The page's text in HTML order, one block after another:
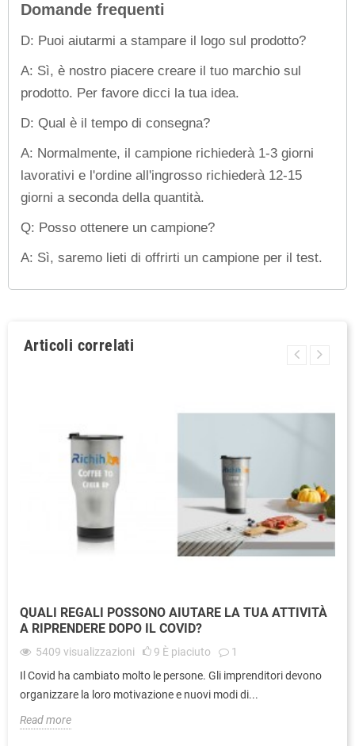
Domande frequenti
D: Puoi aiutarmi a stampare il logo sul prodotto?
A: Sì, è nostro piacere creare il tuo marchio sul
prodotto. Per favore dicci la tua idea.
D: Qual è il tempo di consegna?
A: Normalmente, il campione richiederà 1-3 giorni
lavorativi e l'ordine all'ingrosso richiederà 12-15
giorni a seconda della quantità.
Q: Posso ottenere un campione?
A: Sì, saremo lieti di offrirti un campione per il test.
Articoli correlati
QUALI REGALI POSSONO AIUTARE LA TUA ATTIVITÀ
A RIPRENDERE DOPO IL COVID?
5409 visualizzazioni 9 È piaciuto
1
Il Covid ha cambiato molto le persone. Gli imprenditori devono
organizzare la loro motivazione e nuovi modi di...
Read more